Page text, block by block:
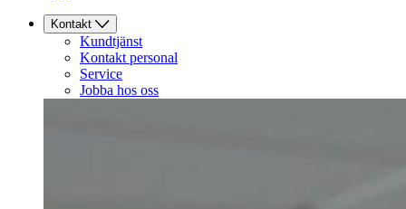
Kontakt
Kundtjänst
Kontakt personal
Service
Jobba hos oss